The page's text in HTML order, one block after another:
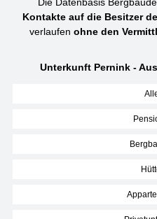
Kontakte auf die Besitzer
verlaufen ohne den
Unterkunft Pernink -